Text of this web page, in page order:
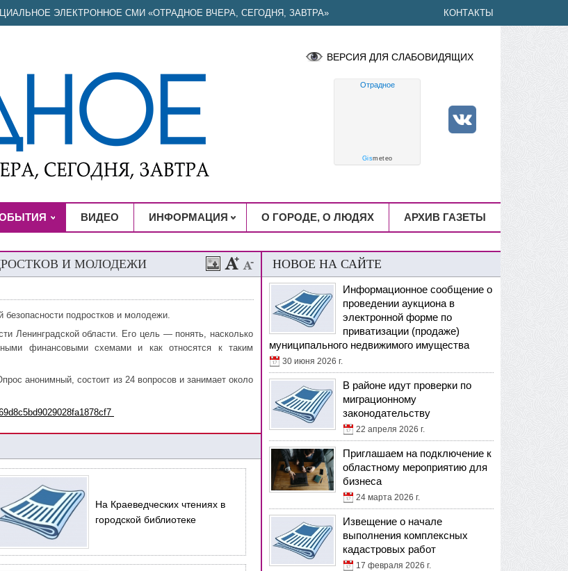
ЭЛЕКТРОННОЕ СМИ «ОТРАДНОЕ ВЧЕРА, СЕГОДНЯ, ЗАВТРА» КОНТАКТЫ
ВЕРСИЯ ДЛЯ СЛАБОВИДЯЩИХ
Отрадное
Gismeteo
ВИДЕО ИНФОРМАЦИЯ О ГОРОДЕ, О ЛЮДЯХ АРХИВ ГАЗЕТЫ
И МОЛОДЕЖИ
подростков и молодежи.
Ленинградской области. Его цель — понять, насколько
финансовыми схемами и как относятся к таким
анонимный, состоит из 24 вопросов и занимает около
На Краеведческих чтениях в
городской библиотеке
НОВОЕ НА САЙТЕ
Информационное сообщение о
проведении аукциона в
электронной форме по
приватизации (продаже)
муниципального недвижимого имущества
30 июня 2026 г.
В районе идут проверки по
миграционному
законодательству
22 апреля 2026 г.
Приглашаем на подключение к
областному мероприятию для
бизнеса
24 марта 2026 г.
Извещение о начале
выполнения комплексных
кадастровых работ
17 февраля 2026 г.